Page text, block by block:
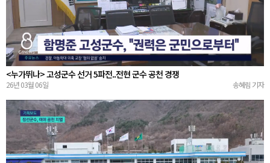
<누가뛰나> 고성군수 선거 5파전..전현 군수 공천 경쟁
26년 03월 06일 송혜림 기자